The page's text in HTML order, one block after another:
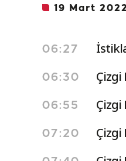
19 Mart
06:27
06:30 Çizgi
06:55 Çizgi
07:20 Çizgi